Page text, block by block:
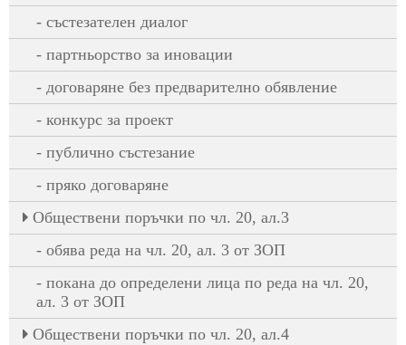
състезателен диалог
партньорство за иновации
договаряне без предварително обявление
конкурс за проект
публично състезание
пряко договаряне
Oбществени поръчки по чл. 20, ал.3
обява реда на чл. 20, ал. 3 от ЗОП
покана до определени лица по реда на чл. 20,
ал. 3 от ЗОП
Oбществени поръчки по чл. 20, ал.4